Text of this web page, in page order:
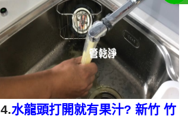
4.水龍頭打開就有果汁? 新竹 竹